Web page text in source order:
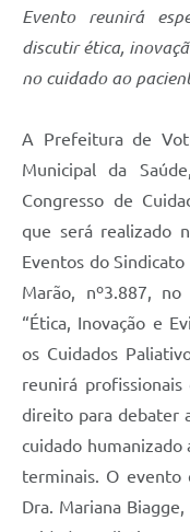
Telefones Úteis
Emprega
Contato
Evento reunirá
discutir ética,
no cuidado ao
A Prefeitura de
Municipal da
Congresso de
que será realizado
Eventos do
Marão, nº3.887,
“Ética, Inovação e
os Cuidados
reunirá
direito para debater
cuidado humanizado
terminais. O evento
Dra. Mariana